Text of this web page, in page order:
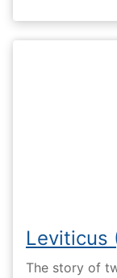
Leviticus
The story of